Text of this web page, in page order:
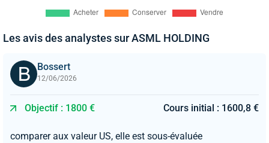
Les avis des analystes sur ASML HOLDING
Bossert
12/06/2026
Objectif : 1800 € Cours initial : 1600,8 €
comparer aux valeur US, elle est sous-évaluée